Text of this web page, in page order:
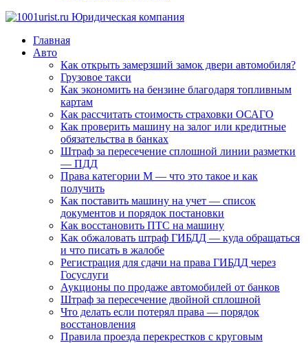
Главная
Авто
Как открыть замерзший замок двери автомобиля?
Грузовое такси
Как экономить на бензине благодаря топливным
картам
Как рассчитать стоимость страховки ОСАГО
Как проверить машину на залог или кредитные
обязательства в банках
Штраф за пересечение сплошной линии разметки
— ПДД
Права категории М — что это такое и как
получить
Как поставить машину на учет — список
документов и порядок постановки
Как восстановить ПТС на машину
Как обжаловать штраф ГИБДД — куда обращаться
и что писать в жалобе
Регистрация для сдачи на права ГИБДД через
Госуслуги
Аукционы по продаже автомобилей от банков
Штраф за пересечение двойной сплошной
Что делать если потерял права — порядок
восстановления
Правила проезда перекрестков с круговым